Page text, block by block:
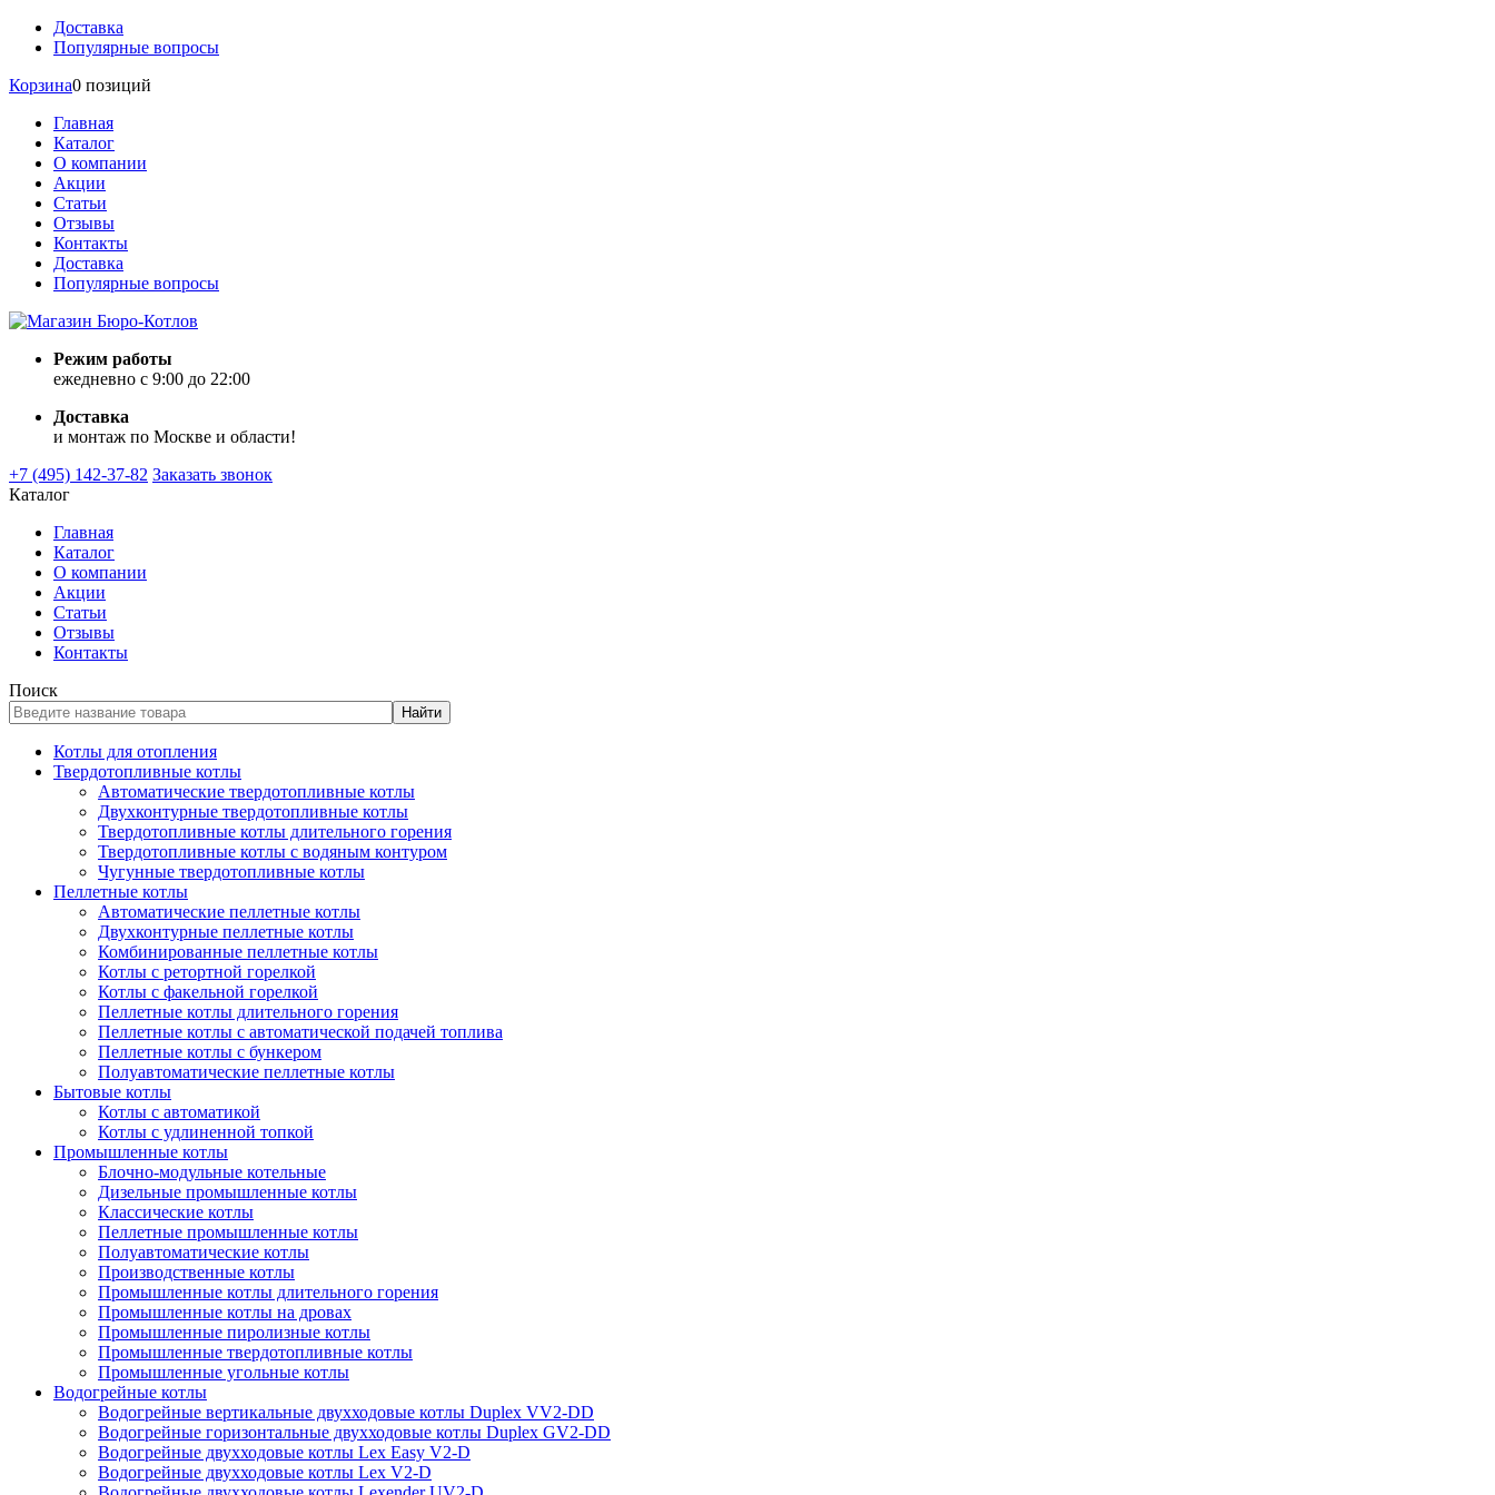
Доставка
Популярные вопросы
Корзина0 позиций
Главная
Каталог
О компании
Акции
Статьи
Отзывы
Контакты
Доставка
Популярные вопросы
Режим работы
ежедневно с 9:00 до 22:00
Доставка
и монтаж по Москве и области!
+7 (495) 142-37-82 Заказать звонок
Каталог
Главная
Каталог
О компании
Акции
Статьи
Отзывы
Контакты
Поиск
Найти
Котлы для отопления
Твердотопливные котлы
Автоматические твердотопливные котлы
Двухконтурные твердотопливные котлы
Твердотопливные котлы длительного горения
Твердотопливные котлы с водяным контуром
Чугунные твердотопливные котлы
Пеллетные котлы
Автоматические пеллетные котлы
Двухконтурные пеллетные котлы
Комбинированные пеллетные котлы
Котлы с ретортной горелкой
Котлы с факельной горелкой
Пеллетные котлы длительного горения
Пеллетные котлы с автоматической подачей топлива
Пеллетные котлы с бункером
Полуавтоматические пеллетные котлы
Бытовые котлы
Котлы с автоматикой
Котлы с удлиненной топкой
Промышленные котлы
Блочно-модульные котельные
Дизельные промышленные котлы
Классические котлы
Пеллетные промышленные котлы
Полуавтоматические котлы
Производственные котлы
Промышленные котлы длительного горения
Промышленные котлы на дровах
Промышленные пиролизные котлы
Промышленные твердотопливные котлы
Промышленные угольные котлы
Водогрейные котлы
Водогрейные вертикальные двухходовые котлы Duplex VV2-DD
Водогрейные горизонтальные двухходовые котлы Duplex GV2-DD
Водогрейные двухходовые котлы Lex Easy V2-D
Водогрейные двухходовые котлы Lex V2-D